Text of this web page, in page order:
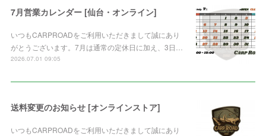
7月営業カレンダー [仙台・オンライン]
いつもCARPROADをご利用いただきまして誠にあり
がとうございます。7月は通常の定休日に加え、3日…
2026.07.01 09:05
送料変更のお知らせ [オンラインストア]
いつもCARPROADをご利用いただきまして誠にあり